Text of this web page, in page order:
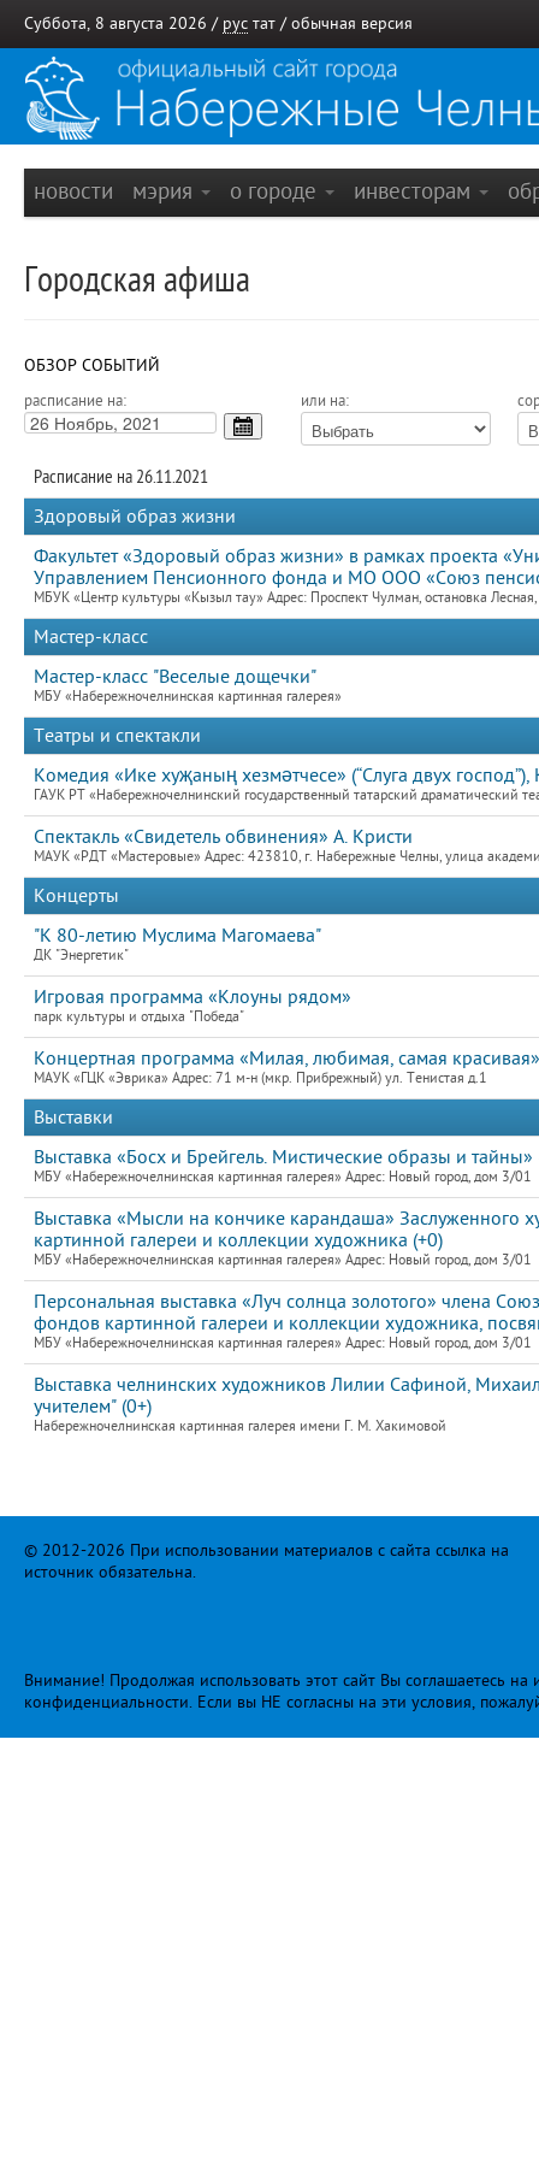
Суббота, 8 августа 2026 / рус тат / обычная версия
новости мэрия о городе инвесторам
Городская афиша
ОБЗОР СОБЫТИЙ
расписание на: или на:
Расписание на 26.11.2021
Здоровый образ жизни
Факультет «Здоровый образ жизни» в рамках проекта
Управлением Пенсионного фонда и МО ООО «Союз
МБУК «Центр культуры «Кызыл тау» Адрес: Проспект Чулман, остановка
Мастер-класс
Мастер-класс "Веселые дощечки"
МБУ «Набережночелнинская картинная галерея»
Театры и спектакли
Комедия «Ике хуҗаның хезмәтчесе» (“Слуга двух господ”),
ГАУК РТ «Набережночелнинский государственный татарский драматический
Спектакль «Свидетель обвинения» А. Кристи
МАУК «РДТ «Мастеровые» Адрес: 423810, г. Набережные Челны, улица
Концерты
"К 80-летию Муслима Магомаева"
ДК "Энергетик"
Игровая программа «Клоуны рядом»
парк культуры и отдыха "Победа"
Концертная программа «Милая, любимая, самая красивая»
МАУК «ГЦК «Эврика» Адрес: 71 м-н (мкр. Прибрежный) ул. Тенистая д.1
Выставки
Выставка «Босх и Брейгель. Мистические образы и тайны»
МБУ «Набережночелнинская картинная галерея» Адрес: Новый город, дом 3/01
Выставка «Мысли на кончике карандаша» Заслуженного
картинной галереи и коллекции художника (+0)
МБУ «Набережночелнинская картинная галерея» Адрес: Новый город, дом 3/01
Персональная выставка «Луч солнца золотого» члена
фондов картинной галереи и коллекции художника,
МБУ «Набережночелнинская картинная галерея» Адрес: Новый город, дом 3/01
Выставка челнинских художников Лилии Сафиной,
учителем" (0+)
Набережночелнинская картинная галерея имени Г. М. Хакимовой
© 2012-2026 При использовании материалов с сайта ссылка на
источник обязательна.
Внимание! Продолжая использовать этот сайт Вы соглашаетесь
конфиденциальности. Если вы НЕ согласны на эти условия,